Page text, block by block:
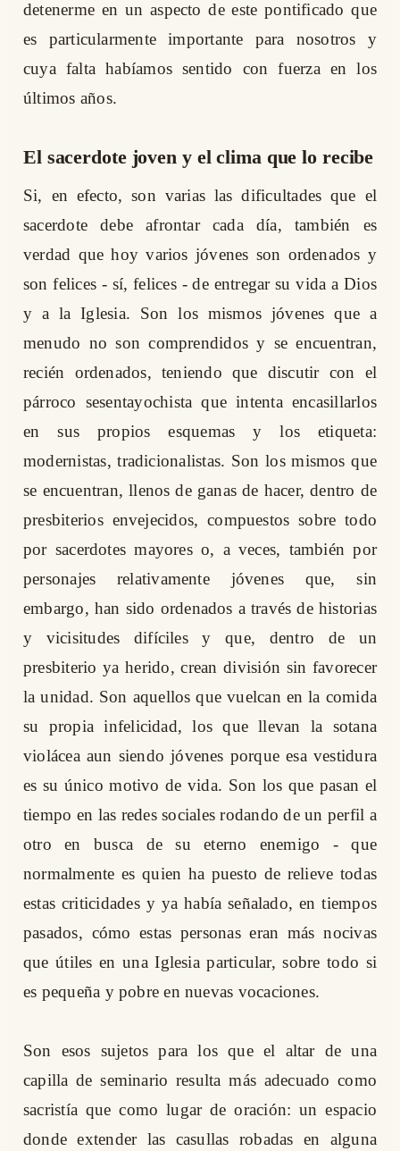
detenerme en un aspecto de este pontificado que
es particularmente importante para nosotros y
cuya falta habíamos sentido con fuerza en los
últimos años.
El sacerdote joven y el clima que lo recibe
Si, en efecto, son varias las dificultades que el
sacerdote debe afrontar cada día, también es
verdad que hoy varios jóvenes son ordenados y
son felices - sí, felices - de entregar su vida a Dios
y a la Iglesia. Son los mismos jóvenes que a
menudo no son comprendidos y se encuentran,
recién ordenados, teniendo que discutir con el
párroco sesentayochista que intenta encasillarlos
en sus propios esquemas y los etiqueta:
modernistas, tradicionalistas. Son los mismos que
se encuentran, llenos de ganas de hacer, dentro de
presbiterios envejecidos, compuestos sobre todo
por sacerdotes mayores o, a veces, también por
personajes relativamente jóvenes que, sin
embargo, han sido ordenados a través de historias
y vicisitudes difíciles y que, dentro de un
presbiterio ya herido, crean división sin favorecer
la unidad. Son aquellos que vuelcan en la comida
su propia infelicidad, los que llevan la sotana
violácea aun siendo jóvenes porque esa vestidura
es su único motivo de vida. Son los que pasan el
tiempo en las redes sociales rodando de un perfil a
otro en busca de su eterno enemigo - que
normalmente es quien ha puesto de relieve todas
estas criticidades y ya había señalado, en tiempos
pasados, cómo estas personas eran más nocivas
que útiles en una Iglesia particular, sobre todo si
es pequeña y pobre en nuevas vocaciones.
Son esos sujetos para los que el altar de una
capilla de seminario resulta más adecuado como
sacristía que como lugar de oración: un espacio
donde extender las casullas robadas en alguna